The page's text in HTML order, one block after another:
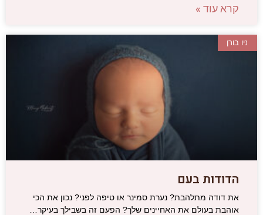
קרא עוד »
ניו בורן
הדודות בעם
את דודה מתלהבת? נערת סמינר או טיפה לפני? נכון את הכי
אוהבת בעולם את האחיינים שלך? הפעם זה בשבילך בעיקר…